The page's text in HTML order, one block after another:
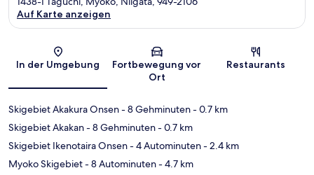
Karte
Auf Karte anzeigen
In der Umgebung
Fortbewegung vor
Ort
Restaurants
Skigebiet Akakura Onsen- 8 Gehminuten- 0.7 km
Skigebiet Akakan- 8 Gehminuten- 0.7 km
Skigebiet Ikenotaira Onsen- 4 Autominuten- 2.4 km
Myoko Skigebiet- 8 Autominuten- 4.7 km